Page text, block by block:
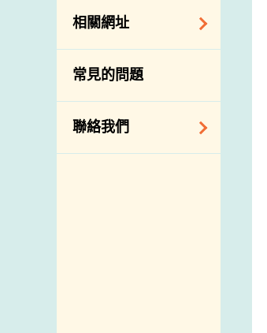
相關網址
相關政府部門／機
構
常見的問題
聯絡我們